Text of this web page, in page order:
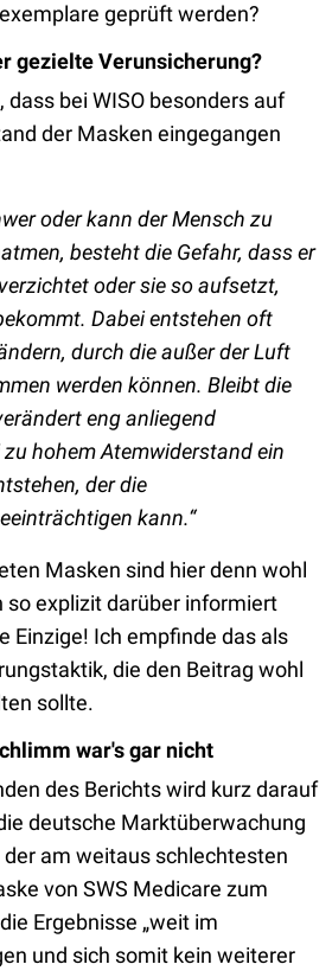
geprüft werden?
gezielte Verunsicherung?
bei WISO besonders auf
der Masken eingegangen
oder kann der Mensch zu
besteht die Gefahr, dass er
oder sie so aufsetzt,
Dabei entstehen oft
durch die außer der Luft
werden können. Bleibt die
eng anliegend
hohem Atemwiderstand ein
der die
kann.“
Masken sind hier denn wohl
so explizit darüber informiert
Einzige! Ich empfinde das als
die den Beitrag wohl
sollte.
war's gar nicht
des Berichts wird kurz darauf
deutsche Marktüberwachung
am weitaus schlechtesten
von SWS Medicare zum
Ergebnisse „weit im
und sich somit kein weiterer